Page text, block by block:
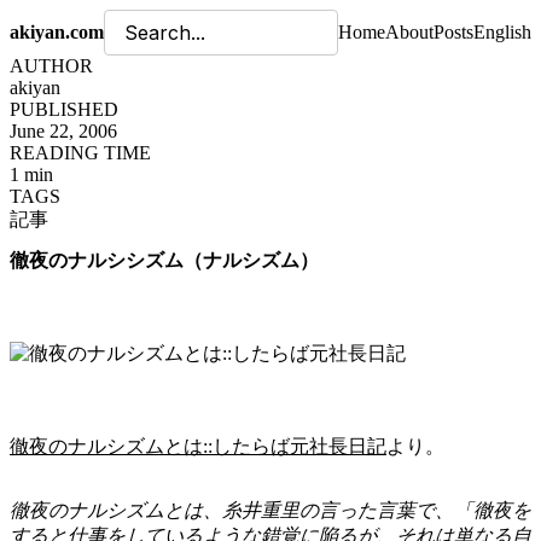
akiyan.com HomeAboutPostsEnglish
AUTHOR
akiyan
PUBLISHED
June 22, 2006
READING TIME
1 min
TAGS
記事
徹夜のナルシシズム（ナルシズム）
徹夜のナルシズムとは::したらば元社長日記より。
徹夜のナルシズムとは、糸井重里の言った言葉で、「徹夜を
すると仕事をしているような錯覚に陥るが、それは単なる自